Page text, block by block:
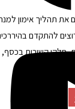
את תהליך אימון
להתקדם
חלקן קשורות